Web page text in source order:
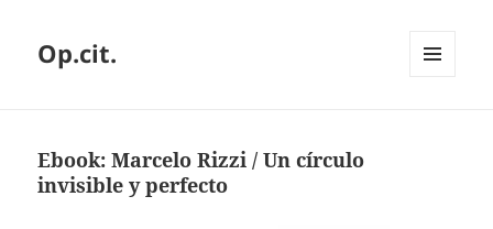
Op.cit.
Ebook: Marcelo Rizzi / Un círculo
invisible y perfecto